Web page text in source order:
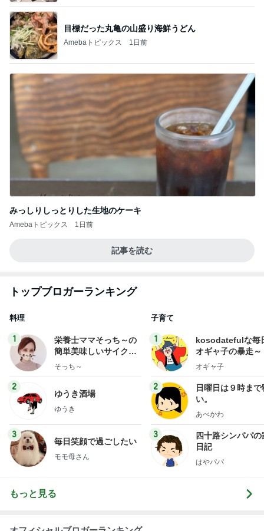
目標だった丸亀の山盛り海鮮うどん
Amebaトピックス 1日前
みっしりしっとりした生地のケーキ
Amebaトピックス 1日前
記事を読む
トップブロガーランキング
料理
1
栄養士ママそっち～の
簡単美味しいサイクル
献立
そっち～
2
ゆうき酒場
ゆうき
3
毎日笑顔で過ごしたい
モモ母さん
子育て
1
kosodatefulな毎
オギャ子の暴走～
オギャ子
2
日曜日は９時まで
い。
あべかわ
3
四十路シンパパの
日記
はやパパ
もっと見る